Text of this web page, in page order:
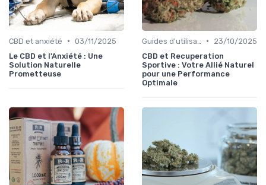
CBD et anxiété • 03/11/2025
Le CBD et l'Anxiété : Une
Solution Naturelle
Prometteuse
•
23/10/2025
CBD et Recuperation
Sportive : Votre Allié Naturel
pour une Performance
Optimale